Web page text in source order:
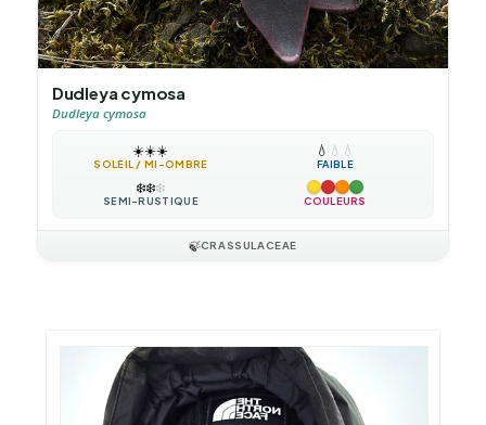
Dudleya cymosa
Dudleya cymosa
☀️☀️☀️
SOLEIL / MI-OMBRE
💧 💧 💧
FAIBLE
❄️❄️❄️
SEMI-RUSTIQUE COULEURS
🍃CRASSULACEAE